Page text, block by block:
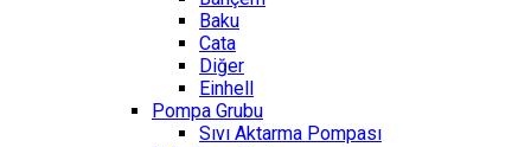
Baku
Cata
Diğer
Einhell
Pompa Grubu
Sıvı Aktarma Pompası